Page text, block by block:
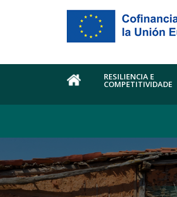
Ir o contido principal
RESILIENCIA E
COMPETITIVIDADE